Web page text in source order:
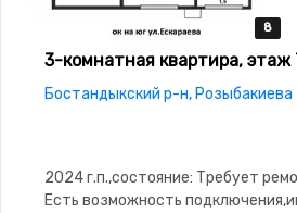
8
8
8
8
8
3-комнатная квартира, этаж
Бостандыкский р-н,
2024 г.п.,состояние: Требует
Есть возможность